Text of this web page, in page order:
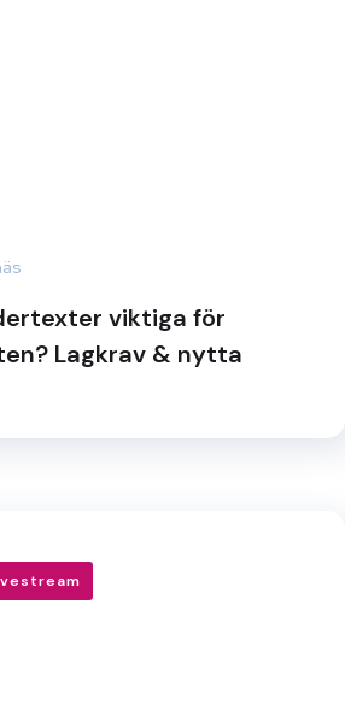
viktiga för
Lagkrav & nytta